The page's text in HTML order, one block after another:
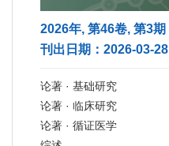
2026年, 第46卷, 第3期
刊出日期：2026-03-28
论著 · 基础研究
论著 · 临床研究
论著 · 循证医学